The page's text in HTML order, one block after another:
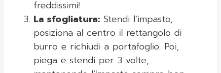
freddissimi!
La sfogliatura: Stendi l’impasto,
posiziona al centro il rettangolo di
burro e richiudi a portafoglio. Poi,
piega e stendi per 3 volte,